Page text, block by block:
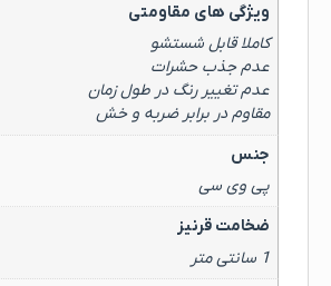
ویژگی های مقاومتی
کاملا قابل شستشو
عدم جذب حشرات
عدم تغییر رنگ در طول زمان
مقاوم در برابر ضربه و خش
جنس
پی وی سی
ضخامت قرنیز
1 سانتی متر